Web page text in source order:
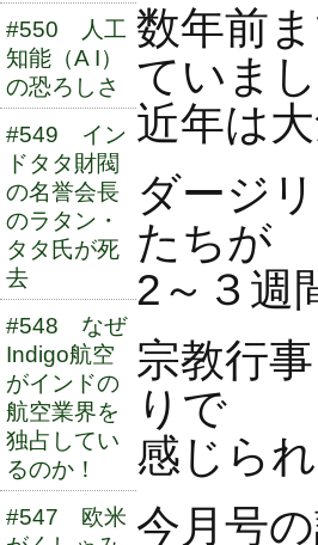
#550 人工
知能（A I）
の恐ろしさ
#549 イン
ドタタ財閥
の名誉会長
のラタン・
タタ氏が死
去
#548 なぜ
Indigo航空
がインドの
航空業界を
独占してい
るのか！
#547 欧米
数年前
ていまし
近年は
ダージ
たちが
2～３週
宗教行
りで
感じられ
今月号